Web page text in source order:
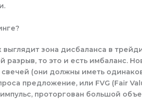
зона дисбаланса в
разрыв, то это и есть имбаланс.
(они должны иметь
предложение, или FVG (Fair
проторгован большой